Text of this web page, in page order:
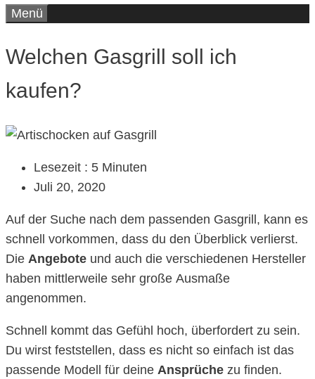
Menü
Welchen Gasgrill soll ich
kaufen?
Lesezeit : 5 Minuten
Juli 20, 2020
Auf der Suche nach dem passenden Gasgrill, kann es
schnell vorkommen, dass du den Überblick verlierst.
Die Angebote und auch die verschiedenen Hersteller
haben mittlerweile sehr große Ausmaße
angenommen.
Schnell kommt das Gefühl hoch, überfordert zu sein.
Du wirst feststellen, dass es nicht so einfach ist das
passende Modell für deine Ansprüche zu finden.